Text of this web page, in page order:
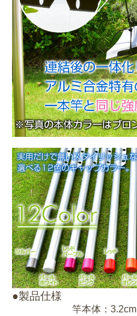
●製品仕様
竿本体：3.2cm